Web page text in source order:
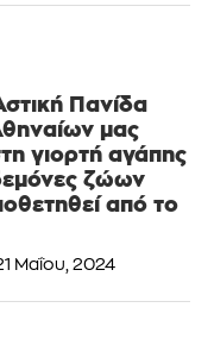
Πανίδα
μας
γιορτή αγάπης
ζώων
από το
Μαΐου, 2024